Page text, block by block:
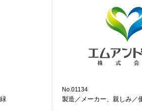
No.01134
製造／メーカー、親しみ／